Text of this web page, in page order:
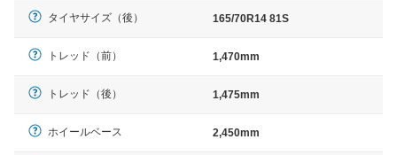
タイヤサイズ（後） 165/70R14 81S
トレッド（前） 1,470mm
トレッド（後） 1,475mm
ホイールベース 2,450mm